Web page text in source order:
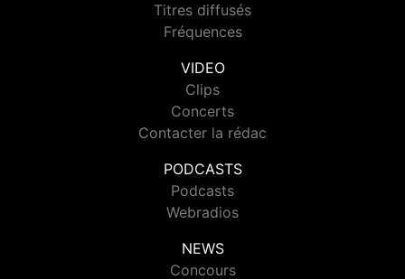
Titres diffusés
Fréquences
VIDEO
Clips
Concerts
Contacter la rédac
PODCASTS
Podcasts
Webradios
NEWS
Concours